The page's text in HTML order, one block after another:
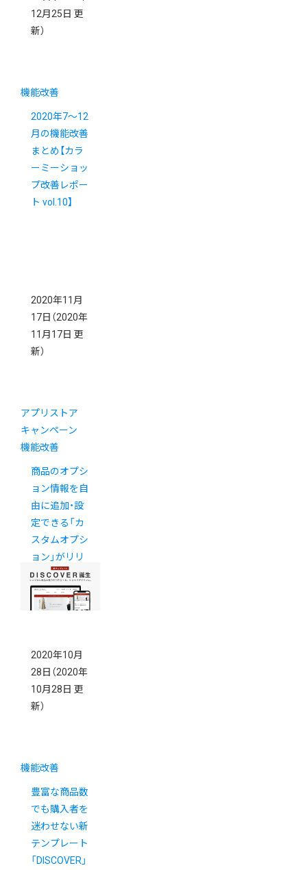
12月25日 更
新）
機能改善
2020年7～12
月の機能改善
まとめ【カラ
ーミーショッ
プ改善レポー
ト vol.10】
2020年11月
17日 （2020年
11月17日 更
新）
アプリストア
キャンペーン
機能改善
商品のオプシ
ョン情報を自
由に追加・設
定できる「カ
スタムオプシ
ョン」がリリ
ース！【公式ア
プリ】
2020年10月
28日 （2020年
10月28日 更
新）
機能改善
豊富な商品数
でも購入者を
迷わせない新
テンプレート
「DISCOVER」